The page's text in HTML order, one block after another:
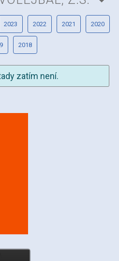
2023 2022 2021 2020
2018
zatím není.